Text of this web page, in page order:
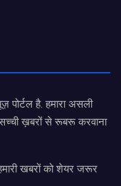
है. हमारा असली
ख़बरों से रूबरू करवाना
खबरों को शेयर जरूर